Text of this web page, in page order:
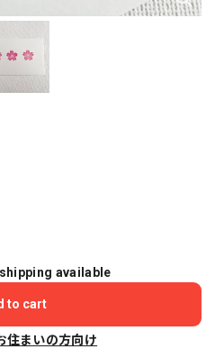
available
to cart
住まいの方向け